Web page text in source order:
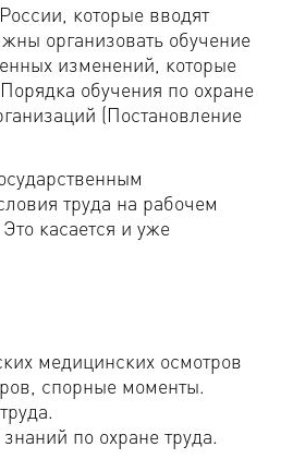
которые вводят
организовать обучение
изменений, которые
обучения по охране
(Постановление
труда на рабочем
касается и уже
медицинских осмотров
спорные моменты.
по охране труда.